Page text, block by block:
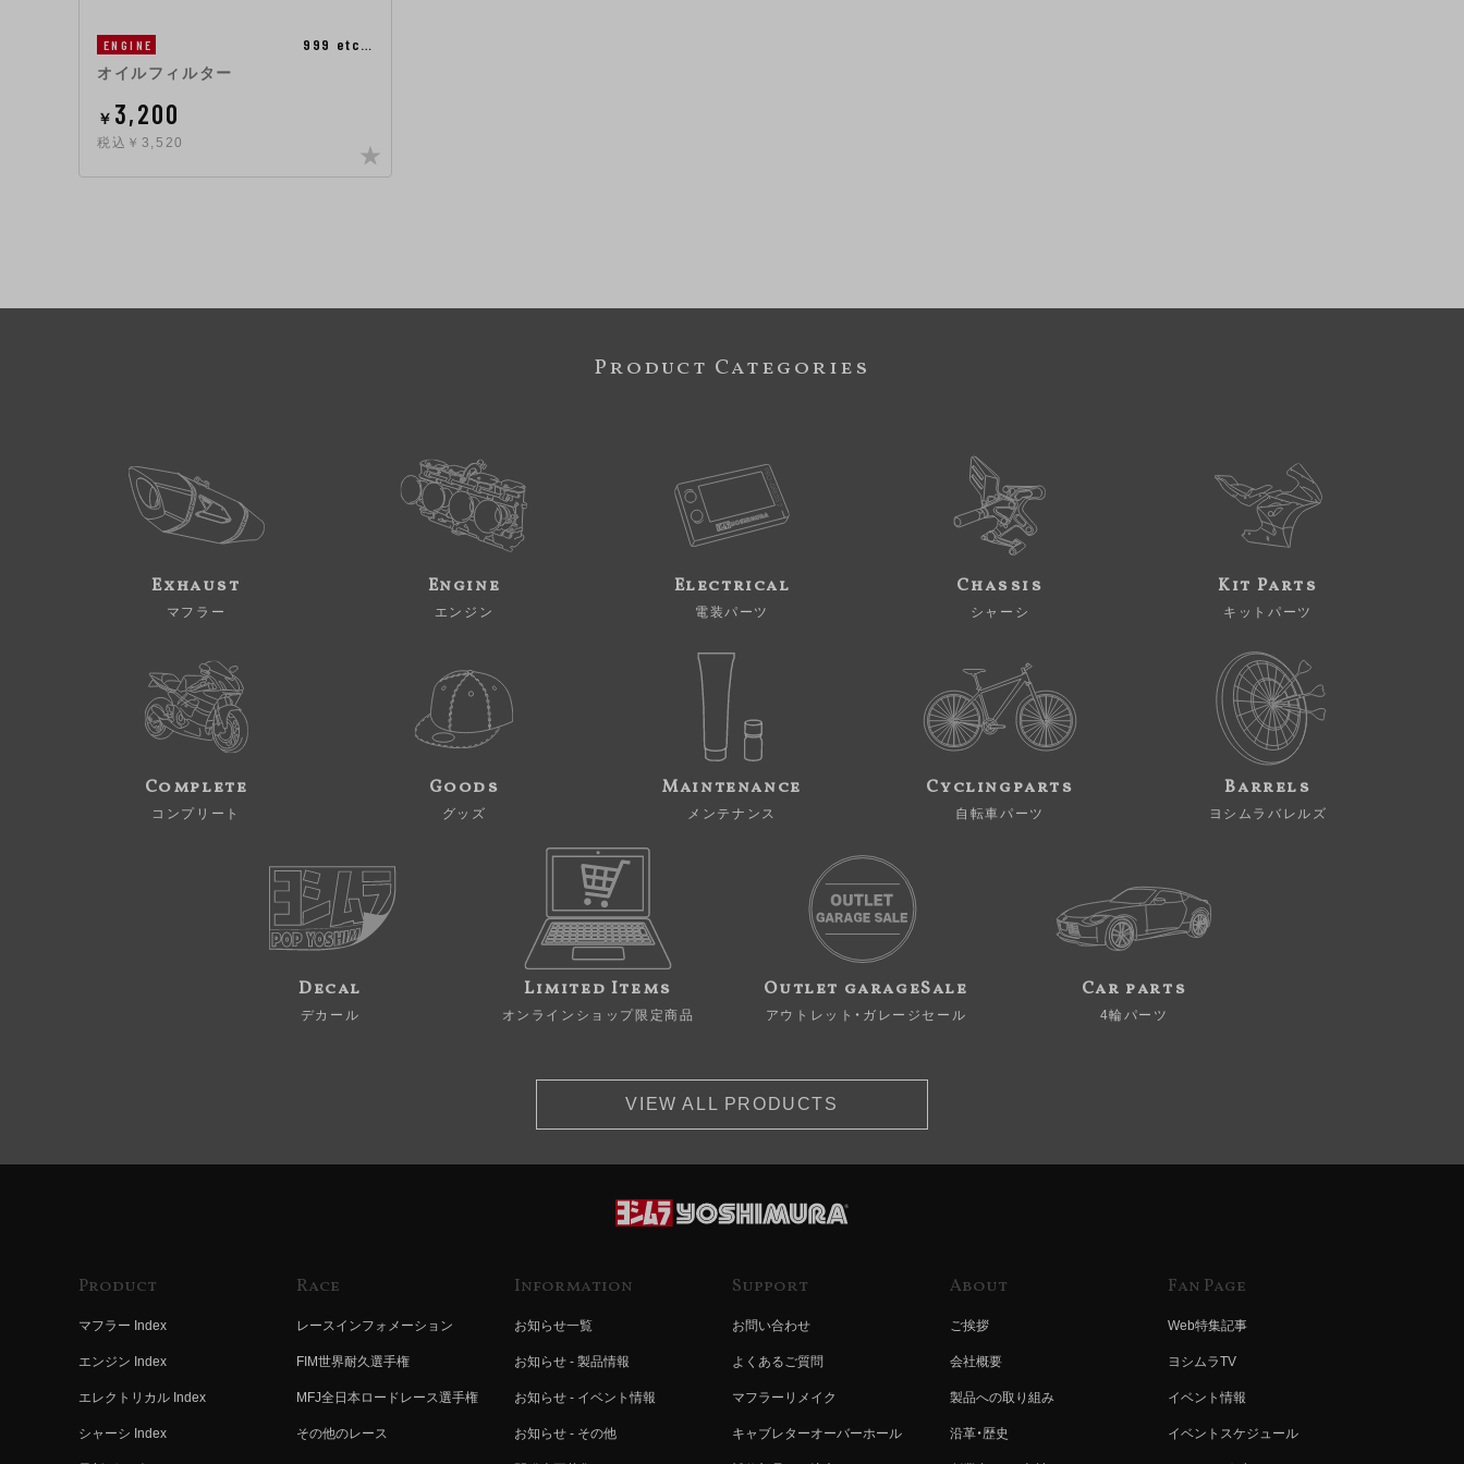
ENGINE 999 etc…
オイルフィルター
￥ 3,200
税込￥3,520
Product Categories
Exhaust
マフラー
Engine
エンジン
Electrical
電装パーツ
Chassis
シャーシ
Kit Parts
キットパーツ
Complete
コンプリート
Goods
グッズ
Maintenance
メンテナンス
Cyclingparts
自転車パーツ
Barrels
ヨシムラバレルズ
Decal
デカール
Limited Items
オンラインショップ限定商品
Outlet garageSale
アウトレット・ガレージセール
Car parts
4輪パーツ
VIEW ALL PRODUCTS
Product
マフラー Index
エンジン Index
エレクトリカル Index
シャーシ Index
Race
レースインフォメーション
FIM世界耐久選手権
MFJ全日本ロードレース選手権
その他のレース
Information
お知らせ一覧
お知らせ - 製品情報
お知らせ - イベント情報
お知らせ - その他
Support
お問い合わせ
よくあるご質問
マフラーリメイク
キャブレターオーバーホール
About
ご挨拶
会社概要
製品への取り組み
沿革・歴史
Fan Page
Web特集記事
ヨシムラTV
イベント情報
イベントスケジュール